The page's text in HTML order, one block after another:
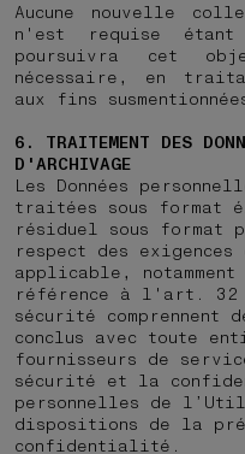
Aucune nouvelle
n'est requise étant
poursuivra cet
nécessaire, en
aux fins
6. TRAITEMENT DES
D'ARCHIVAGE
Les Données
traitées sous format
résiduel sous format
respect des
applicable,
référence à l'art. 32
sécurité comprennent
conclus avec toute
fournisseurs de
sécurité et la
personnelles de
dispositions de la
confidentialité.